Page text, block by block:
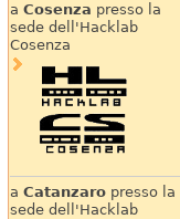
a Cosenza presso la
sede dell'Hacklab
Cosenza
a Catanzaropresso la
sede dell'Hacklab